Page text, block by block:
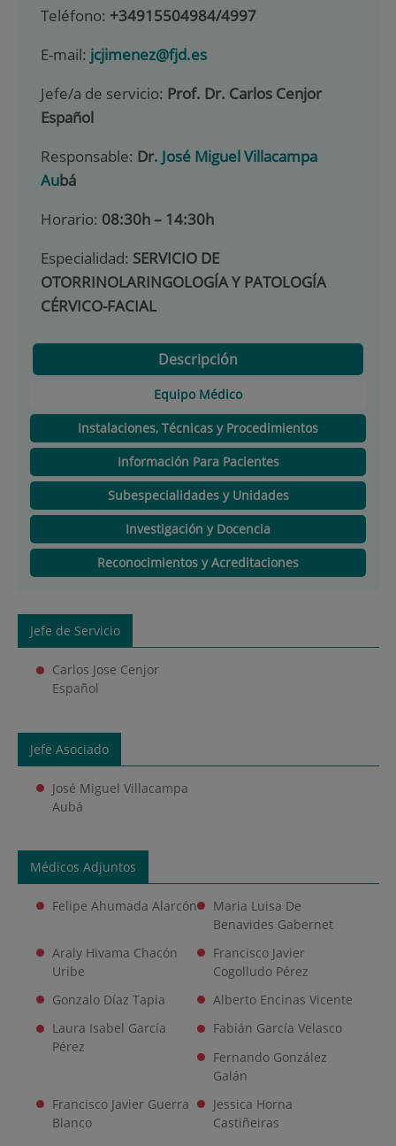
Teléfono: +34915504984/4997
E-mail: jcjimenez@fjd.es
Jefe/a de servicio: Prof. Dr. Carlos Cenjor
Español
Responsable: Dr. José Miguel Villacampa
Aubá
Horario: 08:30h – 14:30h
Especialidad: SERVICIO DE
OTORRINOLARINGOLOGÍA Y PATOLOGÍA
CÉRVICO-FACIAL
Descripción
Equipo Médico
Instalaciones, Técnicas y Procedimientos
Información Para Pacientes
Subespecialidades y Unidades
Investigación y Docencia
Reconocimientos y Acreditaciones
Jefe de Servicio
Carlos Jose Cenjor
Español
Jefe Asociado
José Miguel Villacampa
Aubá
Médicos Adjuntos
Felipe Ahumada Alarcón
Maria Luisa De
Benavides Gabernet
Araly Hivama Chacón
Uribe
Francisco Javier
Cogolludo Pérez
Gonzalo Díaz Tapia
Alberto Encinas Vicente
Laura Isabel García
Pérez
Fabián García Velasco
Fernando González
Galán
Francisco Javier Guerra
Blanco
Jessica Horna
Castiñeiras